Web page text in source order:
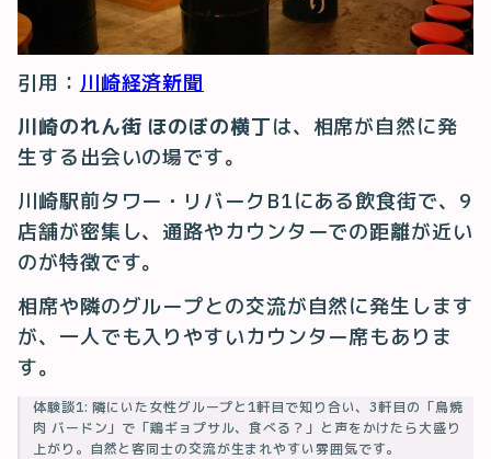
引用： 川崎経済新聞
川崎のれん街 ほのぼの横丁は、相席が自然に発
生する出会いの場です。
川崎駅前タワー・リバークB1にある飲食街で、9
店舗が密集し、通路やカウンターでの距離が近い
のが特徴です。
相席や隣のグループとの交流が自然に発生します
が、一人でも入りやすいカウンター席もありま
す。
体験談1: 隣にいた女性グループと1軒目で知り合い、3軒目の「鳥焼
肉 バードン」で「鶏ギョプサル、食べる？」と声をかけたら大盛り
上がり。自然と客同士の交流が生まれやすい雰囲気です。